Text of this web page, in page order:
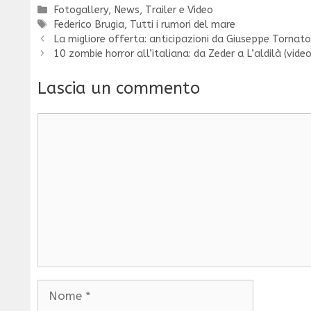
Categorie
Fotogallery, News, Trailer e Video
Tag
Federico Brugia, Tutti i rumori del mare
La migliore offerta: anticipazioni da Giuseppe
10 zombie horror all’italiana: da Zeder a L’aldilà
Lascia un commento
Nome